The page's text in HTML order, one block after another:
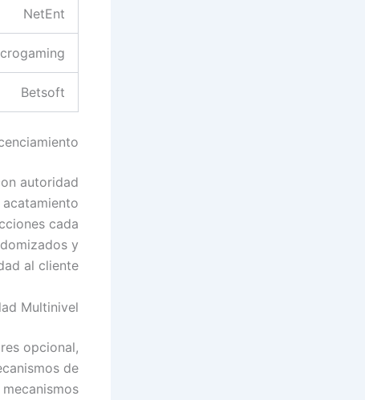
NetEnt
Betsoft
autoridad
cada
y
al cliente.
Multinivel
opcional,
de